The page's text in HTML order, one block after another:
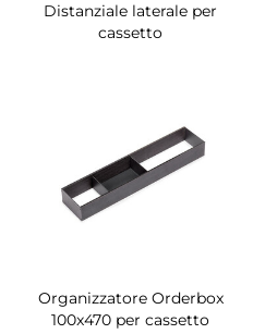
Distanziale laterale per
cassetto
Organizzatore Orderbox
100x470 per cassetto